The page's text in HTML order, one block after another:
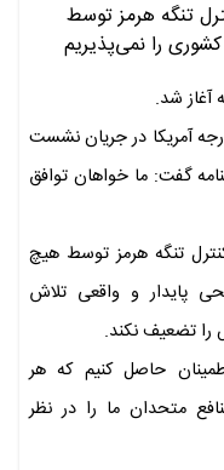
آغاز شد.
آمریکا در جریان نشست
گفت: ما خواهان توافق
تنگه هرمز توسط هیچ
پایدار و واقعی تلاش
را تضعیف نکند.
حاصل کنیم که هر
متحدان ما را در نظر